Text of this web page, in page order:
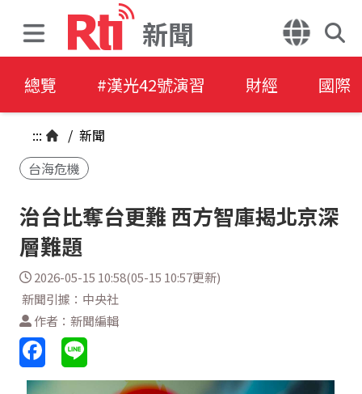
新聞
總覽 #漢光42號演習 財經 國際
::: / 新聞
台海危機
治台比奪台更難 西方智庫揭北京深
層難題
2026-05-15 10:58(05-15 10:57更新)
新聞引據：中央社
作者：新聞編輯